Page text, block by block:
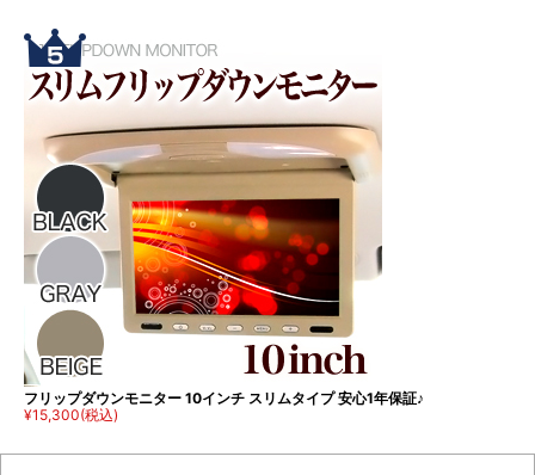
フリップダウンモニター 10インチ スリムタイプ 安心1年保証♪
¥15,300(税込)